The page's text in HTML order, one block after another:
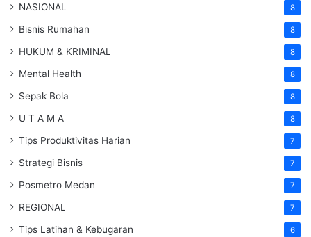
NASIONAL 8
Bisnis Rumahan 8
HUKUM & KRIMINAL 8
Mental Health 8
Sepak Bola 8
U T A M A 8
Tips Produktivitas Harian 7
Strategi Bisnis 7
Posmetro Medan 7
REGIONAL 7
Tips Latihan & Kebugaran 6